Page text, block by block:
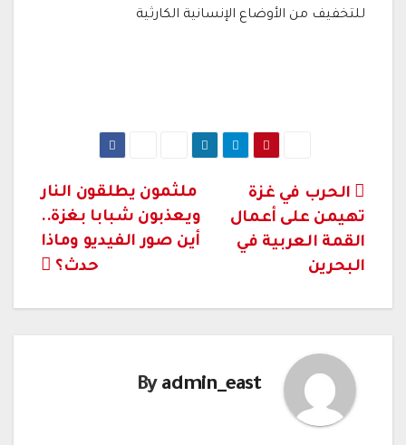
للتخفيف من الأوضاع الإنسانية الكارثية
تصفّح
المقالات
ملثمون يطلقون النار
ويعذبون شبابا بغزة..
أين صور الفيديو وماذا
حدث؟
الحرب في غزة
تهيمن على أعمال
القمة العربية في
البحرين
By admin_east